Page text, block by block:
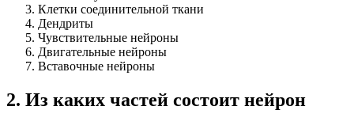
Клетки соединительной ткани
Дендриты
Чувствительные нейроны
Двигательные нейроны
Вставочные нейроны
2. Из каких частей состоит нейрон